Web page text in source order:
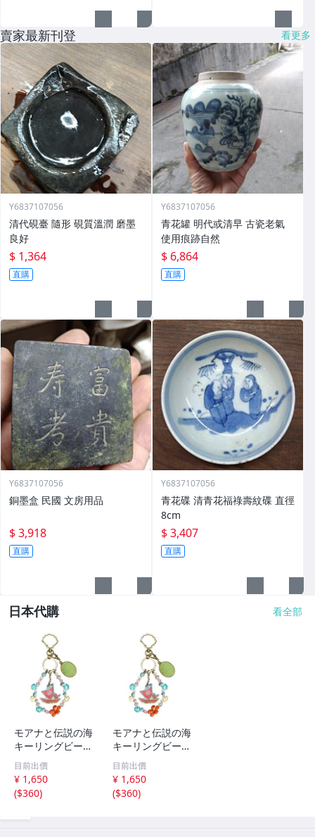
賣家最新刊登 看更多
Y6837107056
清代硯臺 隨形 硯質溫潤 磨墨
良好
$ 1,364
直購
Y6837107056
青花罐 明代或清早 古瓷老氣
使用痕跡自然
$ 6,864
直購
Y6837107056
銅墨盒 民國 文房用品
$ 3,918
直購
Y6837107056
青花碟 清青花福祿壽紋碟 直徑
8cm
$ 3,407
直購
日本代購 看全部
モアナと伝説の海
キーリングビーズ
キーホルダー 実
写ディズニー
目前出價
¥ 1,650
($360)
モアナと伝説の海
キーリングビーズ
キーホルダー 実
写ディズニー
目前出價
¥ 1,650
($360)